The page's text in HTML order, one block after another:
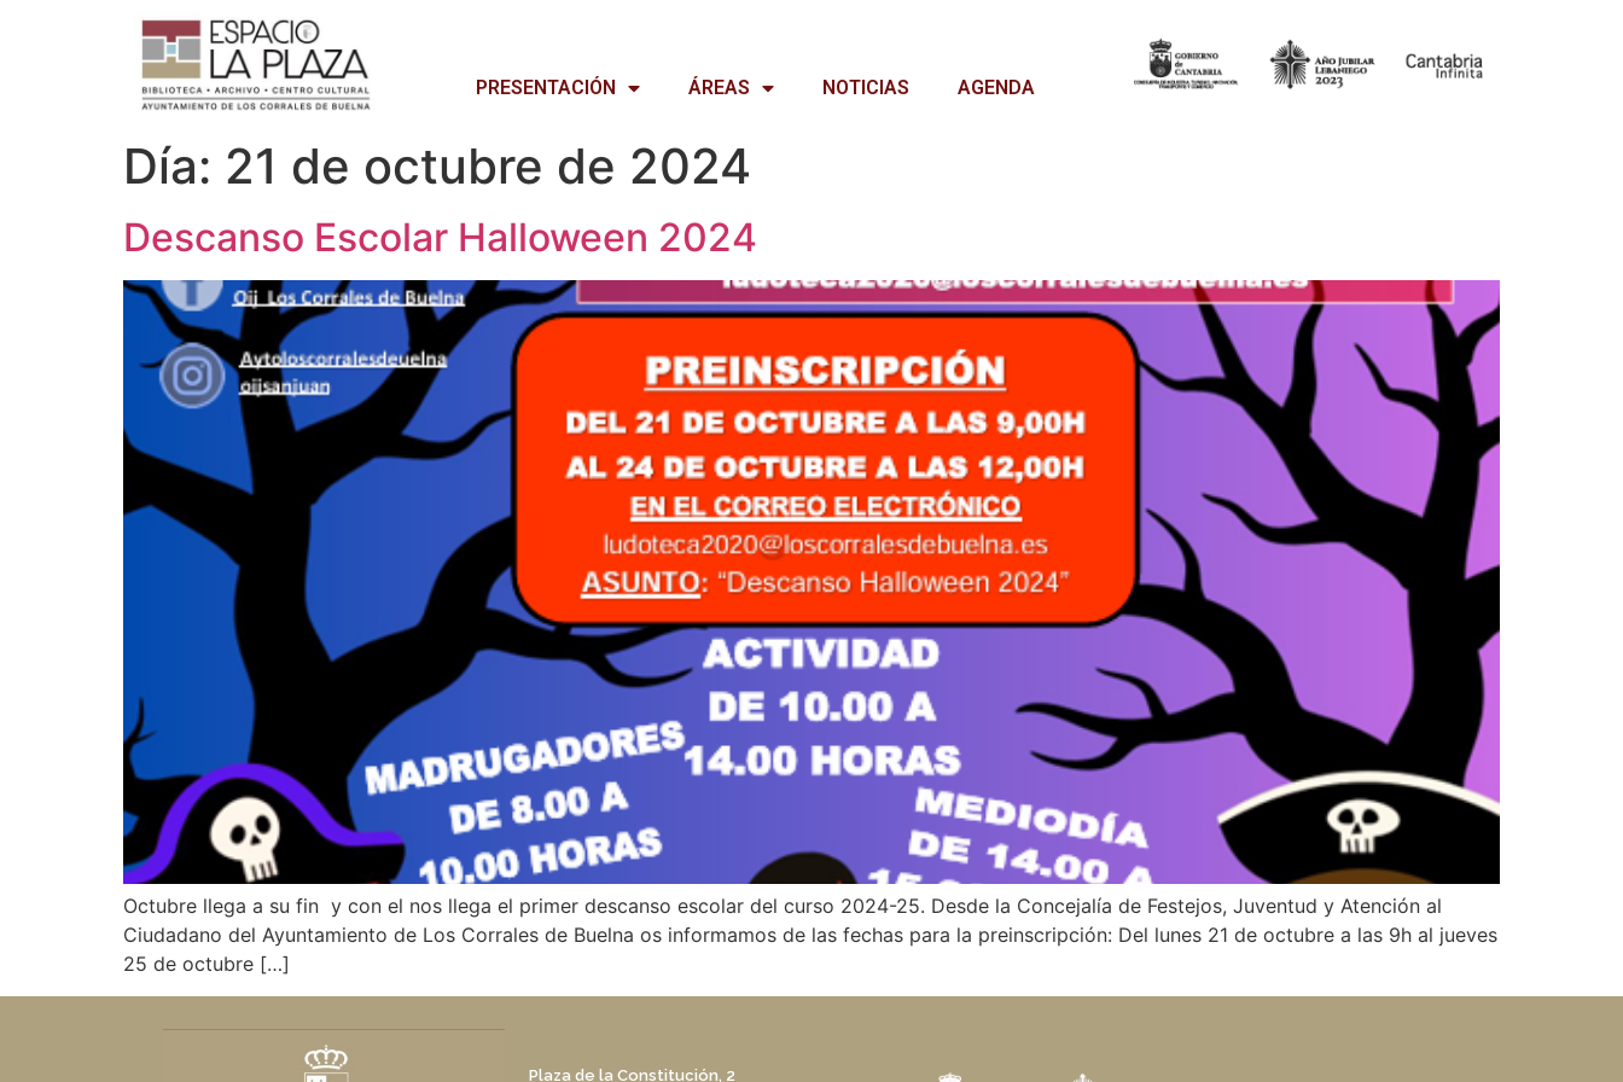
PRESENTACIÓN ÁREAS NOTICIAS AGENDA
Día: 21 de octubre de 2024
Descanso Escolar Halloween 2024
Octubre llega a su fin y con el nos llega el primer descanso escolar del curso 2024-25. Desde la Concejalía de Festejos, Juventud y Atención al
Ciudadano del Ayuntamiento de Los Corrales de Buelna os informamos de las fechas para la preinscripción: Del lunes 21 de octubre a las 9h al jueves
25 de octubre […]
Plaza de la Constitución, 2